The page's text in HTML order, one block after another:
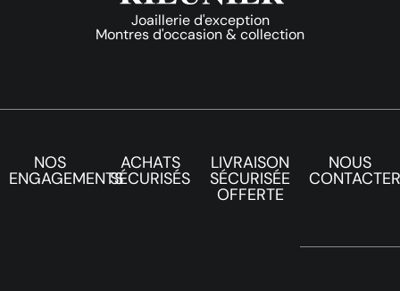
Joaillerie d'exception
Montres d'occasion & collection
NOS
ENGAGEMENTS
ACHATS
SÉCURISÉS
LIVRAISON
SÉCURISÉE
OFFERTE
NOUS
CONTACTER